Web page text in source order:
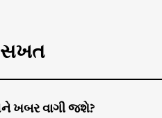
ખબર વાગી જશે?